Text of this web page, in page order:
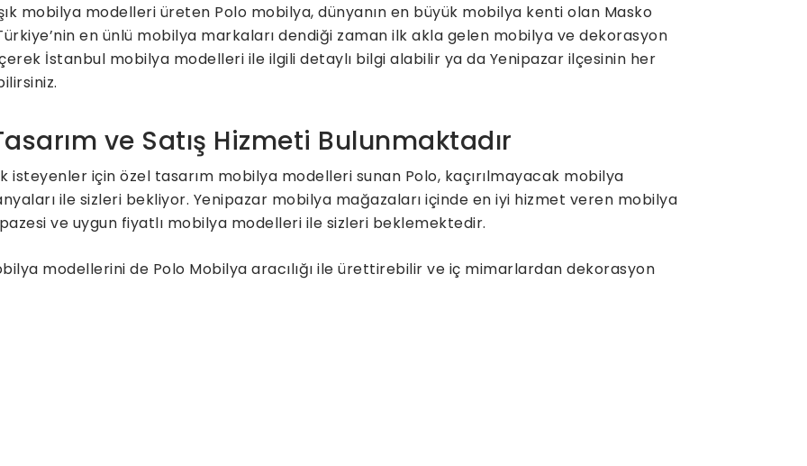
mobilya modelleri üreten Polo mobilya, dünyanın en büyük mobilya kenti olan Masko
en ünlü mobilya markaları dendiği zaman ilk akla gelen mobilya ve dekorasyon
İstanbul mobilya modelleri ile ilgili detaylı bilgi alabilir ya da Yenipazar ilçesinin her
ve Satış Hizmeti Bulunmaktadır
için özel tasarım mobilya modelleri sunan Polo, kaçırılmayacak mobilya
ile sizleri bekliyor. Yenipazar mobilya mağazaları içinde en iyi hizmet veren mobilya
ve uygun fiyatlı mobilya modelleri ile sizleri beklemektedir.
modellerini de Polo Mobilya aracılığı ile ürettirebilir ve iç mimarlardan dekorasyon